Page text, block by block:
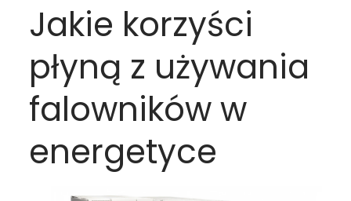
Jakie korzyści
płyną z używania
falowników w
energetyce